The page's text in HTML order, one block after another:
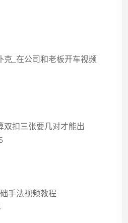
克_在公司和老板开车视频
双扣三张要几对才能出
手法视频教程